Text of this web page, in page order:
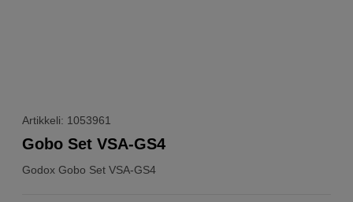
Artikkeli: 1053961
Godox Gobo Set VSA-GS4
Gobo Set VSA-GS4